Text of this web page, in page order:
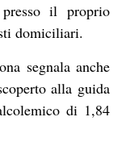
il proprio
domiciliari.
segnala anche
alla guida
di 1,84